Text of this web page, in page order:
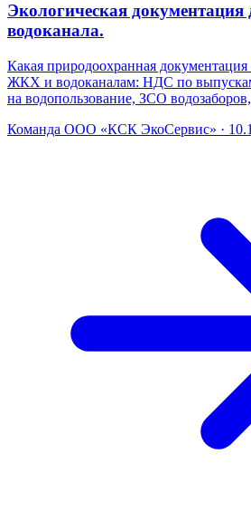
Экологическая
водоканала.
Какая природоохранная
ЖКХ и водоканалам: НДС по
на водопользование, ЗСО
Команда ООО «КСК ЭкоСервис» ·